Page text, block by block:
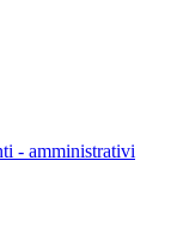
- amministrativi